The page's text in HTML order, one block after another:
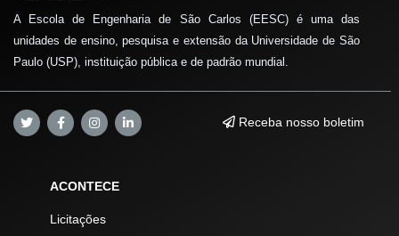
A Escola de Engenharia de São Carlos (EESC) é uma das
unidades de ensino, pesquisa e extensão da Universidade de São
Paulo (USP), instituição pública e de padrão mundial.
Receba nosso boletim
ACONTECE
Licitações